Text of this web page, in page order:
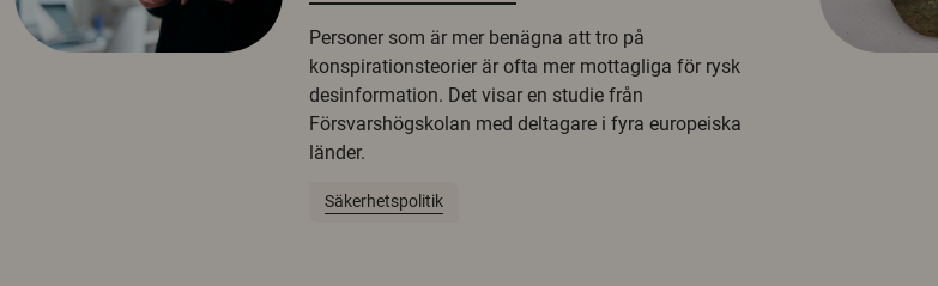
Personer som är mer benägna att tro på
konspirationsteorier är ofta mer mottagliga för rysk
desinformation. Det visar en studie från
Försvarshögskolan med deltagare i fyra europeiska
länder.
Säkerhetspolitik